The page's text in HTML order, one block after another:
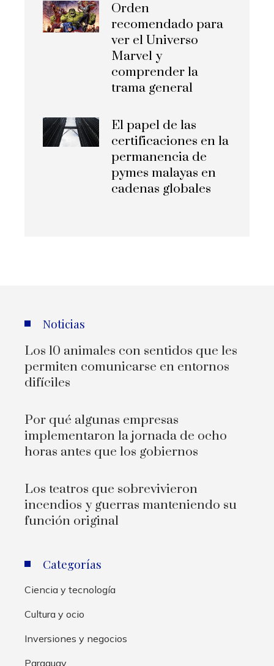
Orden
recomendado para
ver el Universo
Marvel y
comprender la
trama general
El papel de las
certificaciones en la
permanencia de
pymes malayas en
cadenas globales
Noticias
Los 10 animales con sentidos que les
permiten comunicarse en entornos
difíciles
Por qué algunas empresas
implementaron la jornada de ocho
horas antes que los gobiernos
Los teatros que sobrevivieron
incendios y guerras manteniendo su
función original
Categorías
Ciencia y tecnología
Cultura y ocio
Inversiones y negocios
Paraguay